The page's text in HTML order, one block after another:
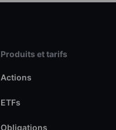
Produits et tarifs
Actions
ETFs
Obligations